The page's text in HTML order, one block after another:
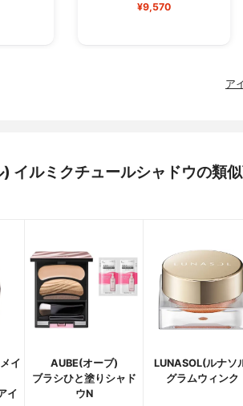
¥9,570
ア
イルミクチュールシャドウの類
イ
イ
AUBE(オーブ)
ブラシひと塗りシャド
ウN
LUNASOL(ルナソ
グラムウィンク